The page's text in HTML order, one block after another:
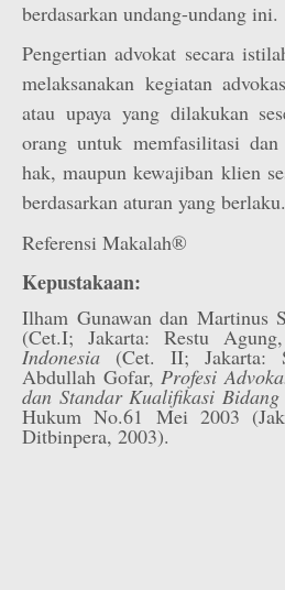
berdasarkan undang-undang ini.
Pengertian advokat secara
melaksanakan kegiatan
atau upaya yang dilakukan
orang untuk memfasilitasi dan
hak, maupun kewajiban klien
berdasarkan aturan yang berlaku.
Referensi Makalah®
Kepustakaan:
Ilham Gunawan dan Martinus
(Cet.I; Jakarta: Restu
Indonesia (Cet. II; Jakarta:
Abdullah Gofar,Profesi
dan Standar Kualifikasi
Hukum No.61 Mei 2003
Ditbinpera, 2003).